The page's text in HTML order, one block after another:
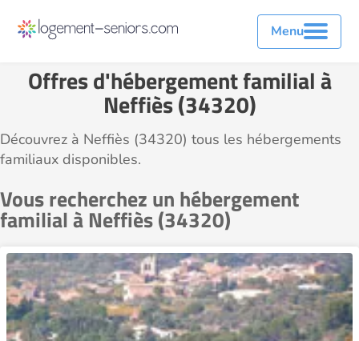
Menu
Offres d'hébergement familial à
Neffiès (34320)
Découvrez à Neffiès (34320) tous les hébergements
familiaux disponibles.
Vous recherchez un hébergement
familial à Neffiès (34320)